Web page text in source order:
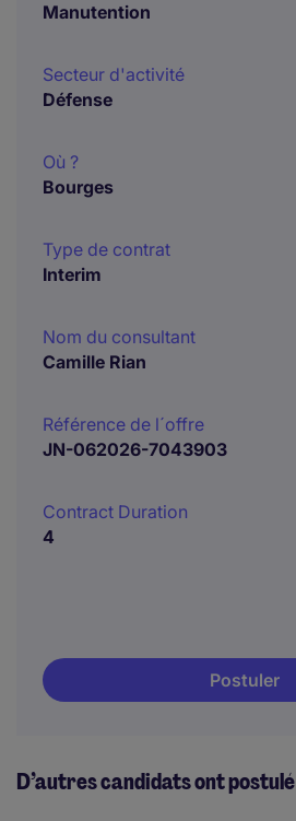
Manutention
Secteur d'activité
Défense
Où ?
Bourges
Type de contrat
Interim
Nom du consultant
Camille Rian
Référence de l´offre
JN-062026-7043903
Contract Duration
4
Postuler
D’autres candidats ont postulé